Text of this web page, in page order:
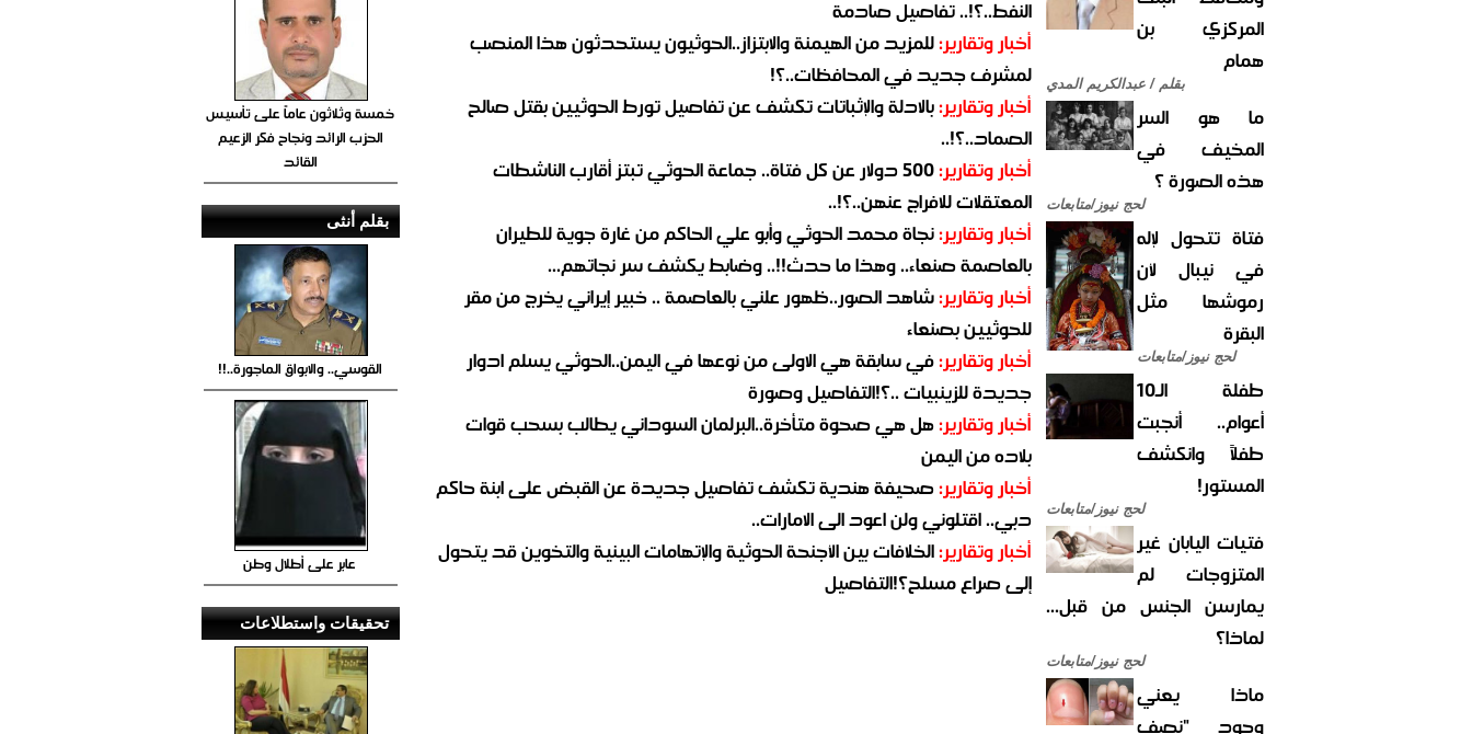
المركزي بن
همام
بقلم / عبدالكريم المدي
ما هو السر
المخيف في
هذه الصورة ؟
لحج نيوز/متابعات
فتاة تتحول لإله
في نيبال لأن
رموشها مثل
البقرة
لحج نيوز/متابعات
طفلة الـ10
أعوام.. أنجبت
طفلاً وانكشف
المستور!
لحج نيوز/متابعات
فتيات اليابان غير
المتزوجات لم
يمارسن الجنس من قبل...
لماذا؟
لحج نيوز/متابعات
ماذا يعني
وجود "نصف
النفط..؟!.. تفاصيل صادمة
أخبار وتقارير:للمزيد من الهيمنة والابتزاز..الحوثيون يستحدثون هذا المنصب
لمشرف جديد في المحافظات..؟!
أخبار وتقارير:بالادلة والإثباتات تكشف عن تفاصيل تورط الحوثيين بقتل صالح
الصماد..؟!..
أخبار وتقارير:
500 دولار عن كل فتاة.. جماعة الحوثي تبتز أقارب الناشطات
المعتقلات للافراج عنهن..؟!..
أخبار وتقارير:نجاة محمد الحوثي وأبو علي الحاكم من غارة جوية للطيران
بالعاصمة صنعاء.. وهذا ما حدث!!.. وضابط يكشف سر نجاتهم...
أخبار وتقارير:شاهد الصور..ظهور علني بالعاصمة .. خبير إيراني يخرج من مقر
للحوثيين بصنعاء
أخبار وتقارير:في سابقة هي الاولى من نوعها في اليمن..الحوثي يسلم ادوار
جديدة للزينبيات ..؟!التفاصيل وصورة
أخبار وتقارير:هل هي صحوة متأخرة..البرلمان السوداني يطالب بسحب قوات
بلاده من اليمن
أخبار وتقارير:صحيفة هندية تكشف تفاصيل جديدة عن القبض على ابنة حاكم
دبي.. اقتلوني ولن اعود الى الامارات..
أخبار وتقارير:الخلافات بين الأجنحة الحوثية والإتهامات البينية والتخوين قد يتحول
إلى صراع مسلح؟!التفاصيل
خمسة وثلاثون عاماً على تأسيس
الحزب الرائد ونجاح فكر الزعيم
القائد
بقلم أنثى
القوسي.. والابواق الماجورة..!!
عابر على أطلال وطن
تحقيقات واستطلاعات